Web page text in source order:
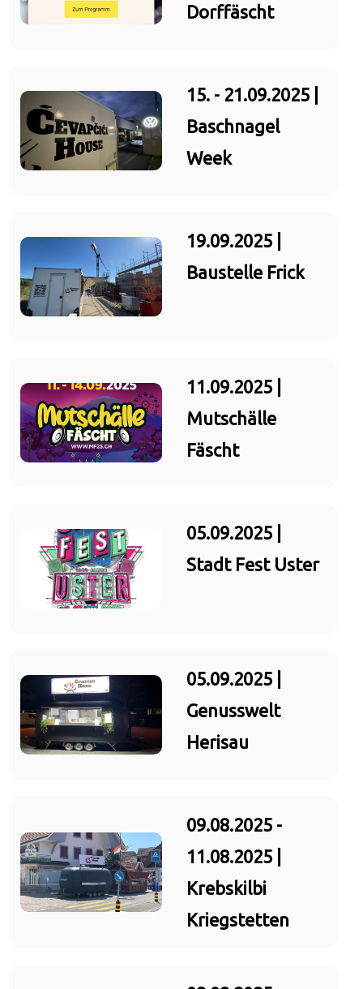
Dorffäscht
15. - 21.09.2025 |
Baschnagel
Week
19.09.2025 |
Baustelle Frick
11.09.2025 |
Mutschälle
Fäscht
05.09.2025 |
Stadt Fest Uster
05.09.2025 |
Genusswelt
Herisau
09.08.2025 -
11.08.2025 |
Krebskilbi
Kriegstetten